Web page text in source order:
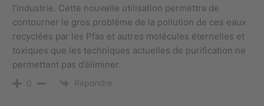
l’industrie. Cette nouvelle utilisation permettra de
contourner le gros problème de la pollution de ces eaux
recyclées par les Pfas et autres molécules éternelles et
toxiques que les techniques actuelles de purification ne
permettent pas d’éliminer.
0 Répondre